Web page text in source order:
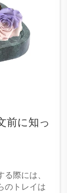
前に知っ
際には、
のトレイは